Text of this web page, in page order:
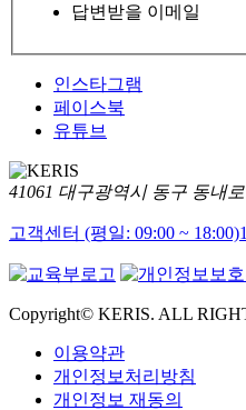
답변받을 이메일
인스타그램
페이스북
유튜브
41061 대구광역시 동구 동내
고객센터 (평일: 09:00 ~ 18:00)
Copyright© KERIS. ALL
이용약관
개인정보처리방침
개인정보 재동의